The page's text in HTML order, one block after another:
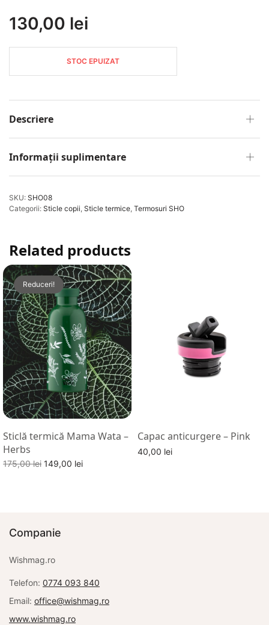
130,00 lei
STOC EPUIZAT
Descriere
Informații suplimentare
SKU: SHO08
Categorii: Sticle copii Sticle termice Termosuri SHO
Related products
Reduceri!
Sticlă termică Mama Wata –
Herbs
175,00lei Prețul
149,00 leiPrețul
Capac anticurgere – Pink
40,00 lei
Companie
Wishmag.ro
Telefon:0774 093 840
Email:office@wishmag.ro
www.wishmag.ro